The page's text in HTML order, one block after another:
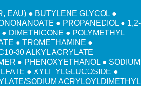
EAU) ● BUTYLENE GLYCOL ●
● PROPANEDIOL ● 1,2-
● DIMETHICONE ● POLYMETHYL
● TROMETHAMINE ●
30 ALKYL ACRYLATE
● PHENOXYETHANOL ● SODIUM
● XYLITYLGLUCOSIDE ●
SODIUM ACRYLOYLDIMETHYL